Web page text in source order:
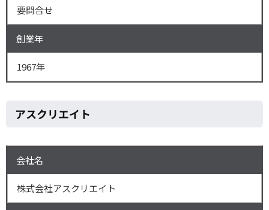
要問合せ
創業年
1967年
アスクリエイト
会社名
株式会社アスクリエイト